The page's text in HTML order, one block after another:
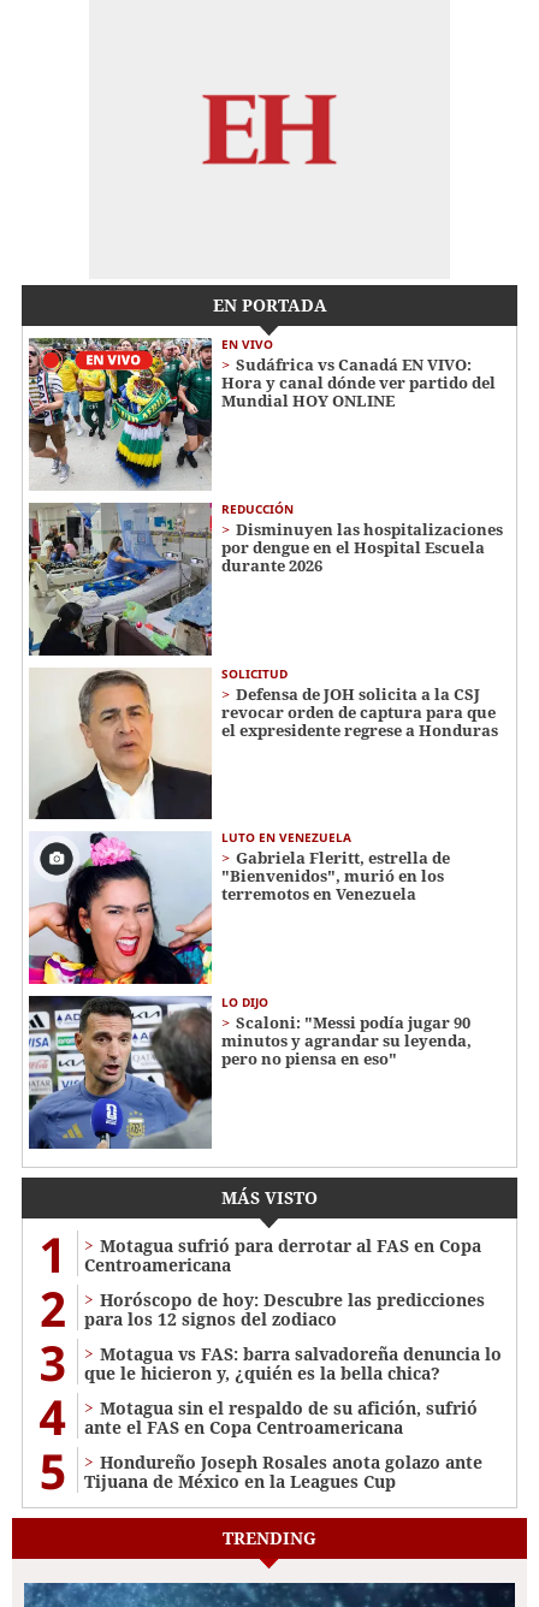
EN PORTADA
EN VIVO
Sudáfrica vs Canadá EN VIVO:
Hora y canal dónde ver partido del
Mundial HOY ONLINE
REDUCCIÓN
Disminuyen las hospitalizaciones
por dengue en el Hospital Escuela
durante 2026
SOLICITUD
Defensa de JOH solicita a la CSJ
revocar orden de captura para que
el expresidente regrese a Honduras
LUTO EN VENEZUELA
Gabriela Fleritt, estrella de
"Bienvenidos", murió en los
terremotos en Venezuela
LO DIJO
Scaloni: "Messi podía jugar 90
minutos y agrandar su leyenda,
pero no piensa en eso"
MÁS VISTO
1
Motagua sufrió para derrotar al FAS en Copa
Centroamericana
2
Horóscopo de hoy: Descubre las predicciones
para los 12 signos del zodiaco
3
Motagua vs FAS: barra salvadoreña denuncia lo
que le hicieron y, ¿quién es la bella chica?
4
Motagua sin el respaldo de su afición, sufrió
ante el FAS en Copa Centroamericana
5
Hondureño Joseph Rosales anota golazo ante
Tijuana de México en la Leagues Cup
TRENDING